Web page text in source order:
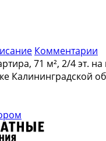
Комментарии
71 м², 2/4 эт.
Калининградской